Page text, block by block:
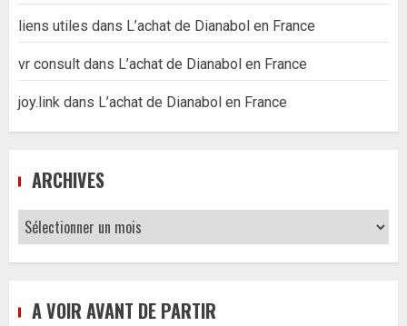
liens utiles dans L’achat de Dianabol en France
vr consult dans L’achat de Dianabol en France
joy.link dans L’achat de Dianabol en France
ARCHIVES
Archives
A VOIR AVANT DE PARTIR